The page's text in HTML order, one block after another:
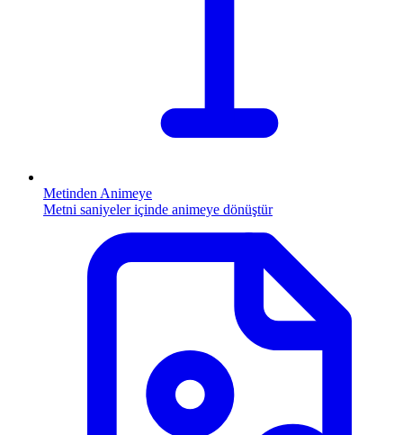
Metinden Animeye
Metni saniyeler içinde animeye dönüştür